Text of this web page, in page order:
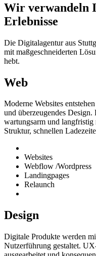
Wir verwandeln
Erlebnisse
Die Digitalagentur aus
mit maßgeschneiderten
hebt.
Web
Moderne Websites
und überzeugendes
wartungsarm und
Struktur, schnellen
Websites
Webflow /Wordpress
Landingpages
Relaunch
Design
Digitale Produkte werden
Nutzerführung gestaltet.